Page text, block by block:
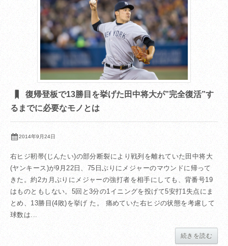
復帰登板で13勝目を挙げた田中将大が”完全復活”す
るまでに必要なモノとは
2014年9月24日
右ヒジ靭帯(じんたい)の部分断裂により戦列を離れていた田中将大
(ヤンキース)が9月22日、75日ぶりにメジャーのマウンドに帰って
きた。約2カ月ぶりにメジャーの強打者を相手にしても、背番号19
はものともしない。5回と3分の1イニングを投げて5安打1失点にま
とめ、13勝目(4敗)を挙げ た。 痛めていた右ヒジの状態を考慮して
球数は...
続きを読む